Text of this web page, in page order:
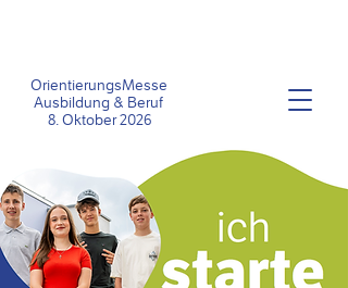
OrientierungsMesse
Ausbildung & Beruf
8. Oktober 2026